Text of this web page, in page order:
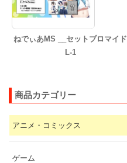
ねでぃあMS __セットブロマイド
L-1
商品カテゴリー
アニメ・コミックス
ゲーム